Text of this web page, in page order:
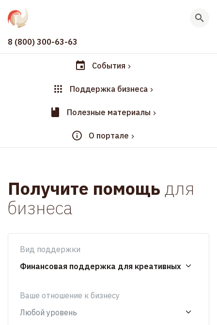
8 (800) 300-63-63
События
Поддержка бизнеса
Полезные материалы
О портале
Получите помощь для
бизнеса
Вид поддержки
Ваше отношение к бизнесу